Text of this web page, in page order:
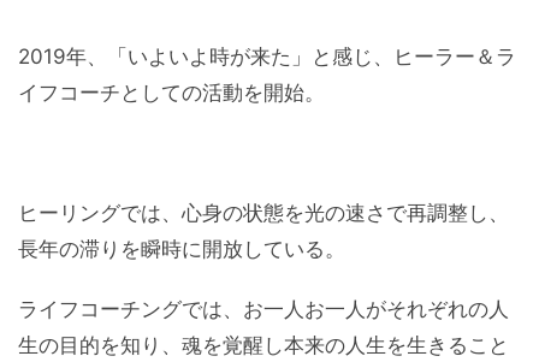
2019年、「いよいよ時が来た」と感じ、ヒーラー＆ラ
イフコーチとしての活動を開始。
ヒーリングでは、心身の状態を光の速さで再調整し、
長年の滞りを瞬時に開放している。
ライフコーチングでは、お一人お一人がそれぞれの人
生の目的を知り、魂を覚醒し本来の人生を生きること